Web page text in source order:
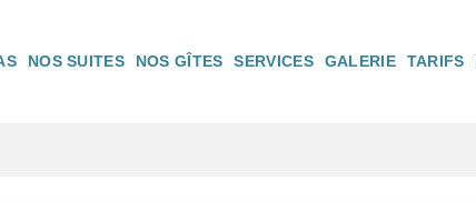
NOS SUITES NOS GÎTES SERVICES GALERIE TARIFS